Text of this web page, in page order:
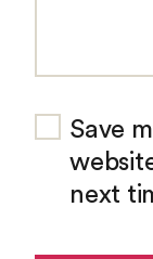
Save
next